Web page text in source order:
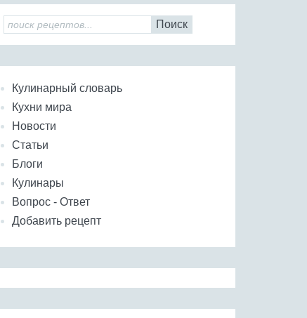
Поиск
Кулинарный словарь
Кухни мира
Новости
Статьи
Блоги
Кулинары
Вопрос - Ответ
Добавить рецепт